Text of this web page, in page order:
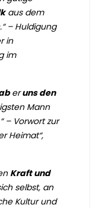
aus dem
.“ – Huldigung
in
im
eruns den
Mann
– Vorwort zur
Heimat“,
Kraft und
selbst, an
Kultur und